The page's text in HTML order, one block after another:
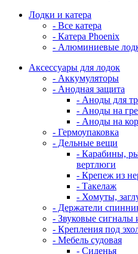
Лодки и катера
- Все катера
- Катера Phoenix
- Алюминиевые
Аксессуары для лодок
- Аккумуляторы
- Анодная защита
- Аноды для
- Аноды на
- Аноды на
- Гермоупаковка
- Дельные вещи
- Карабины,
вертлюги
- Крепеж из
- Такелаж
- Хомуты,
- Держатели
- Звуковые сигналы
- Крепления под
- Мебель судовая
- Сиденья